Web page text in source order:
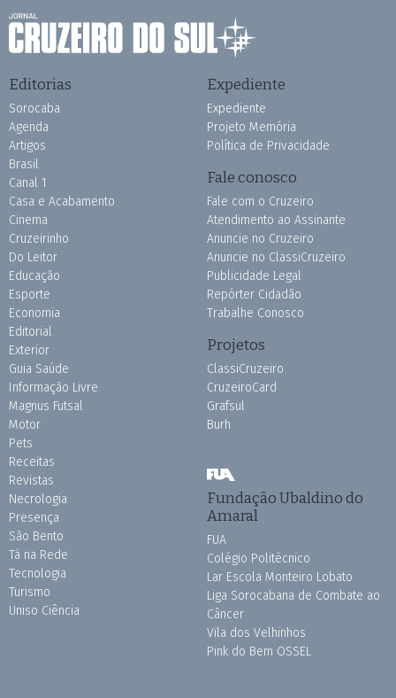
Editorias
Sorocaba
Agenda
Artigos
Brasil
Canal 1
Casa e Acabamento
Cinema
Cruzeirinho
Do Leitor
Educação
Esporte
Economia
Editorial
Exterior
Guia Saúde
Informação Livre
Magnus Futsal
Motor
Pets
Receitas
Revistas
Necrologia
Presença
São Bento
Tá na Rede
Tecnologia
Turismo
Uniso Ciência
Expediente
Expediente
Projeto Memória
Política de Privacidade
Fale conosco
Fale com o Cruzeiro
Atendimento ao Assinante
Anuncie no Cruzeiro
Anuncie no ClassiCruzeiro
Publicidade Legal
Repórter Cidadão
Trabalhe Conosco
Projetos
ClassiCruzeiro
CruzeiroCard
Grafsul
Burh
Fundação Ubaldino do
Amaral
FUA
Colégio Politécnico
Lar Escola Monteiro Lobato
Liga Sorocabana de Combate ao
Câncer
Vila dos Velhinhos
Pink do Bem OSSEL